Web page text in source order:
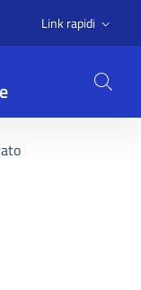
Link rapidi